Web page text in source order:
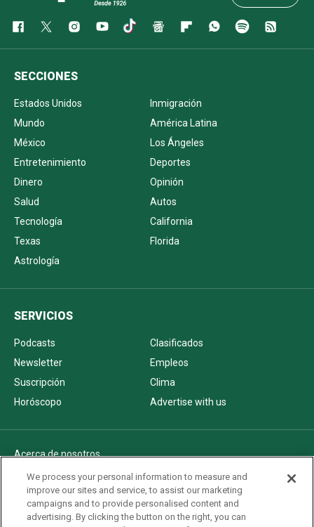
SECCIONES
Estados Unidos
Inmigración
Mundo
América Latina
México
Los Ángeles
Entretenimiento
Deportes
Dinero
Opinión
Salud
Autos
Tecnología
California
Texas
Florida
Astrología
SERVICIOS
Podcasts
Clasificados
Newsletter
Empleos
Suscripción
Clima
Horóscopo
Advertise with us
Acerca de nosotros
Politica de privacidad
Pautas Editoriales
AdChoices
We process your personal information to measure and
improve our sites and service, to assist our marketing
campaigns and to provide personalised content and
advertising. By clicking the button on the right, you can